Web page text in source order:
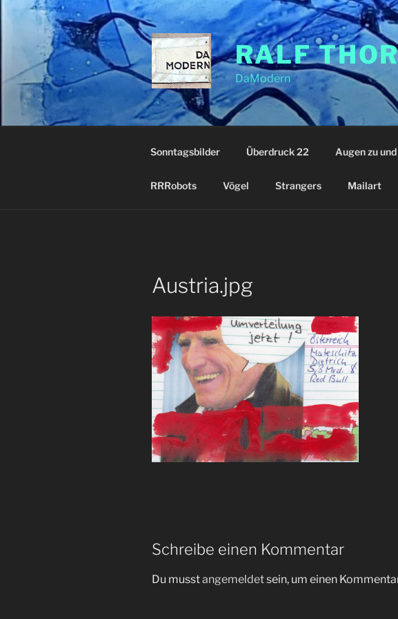
Zum
RALF
DaModern
Sonntagsbilder Überdruck 22 Augen zu
RRRobots Vögel Strangers Mailart
Austria.jpg
Schreibe einen Kommentar
Du musstangemeldetsein, um einen